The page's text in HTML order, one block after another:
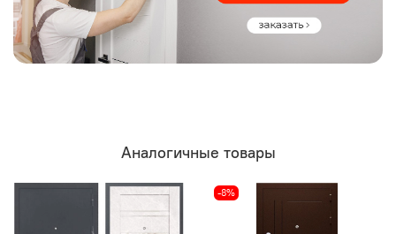
Аналогичные товары
-8%